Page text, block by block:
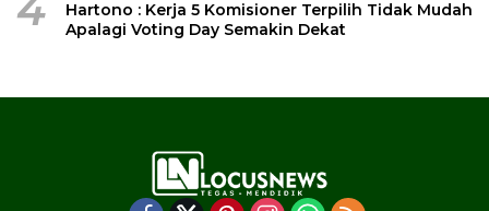
Hartono : Kerja 5 Komisioner Terpilih Tidak Mudah
Apalagi Voting Day Semakin Dekat